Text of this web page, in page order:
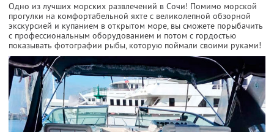
Одно из лучших морских развлечений в Сочи! Помимо морской
прогулки на комфортабельной яхте с великолепной обзорной
экскурсией и купанием в открытом море, вы сможете порыбачить
с профессиональным оборудованием и потом с гордостью
показывать фотографии рыбы, которую поймали своими руками!